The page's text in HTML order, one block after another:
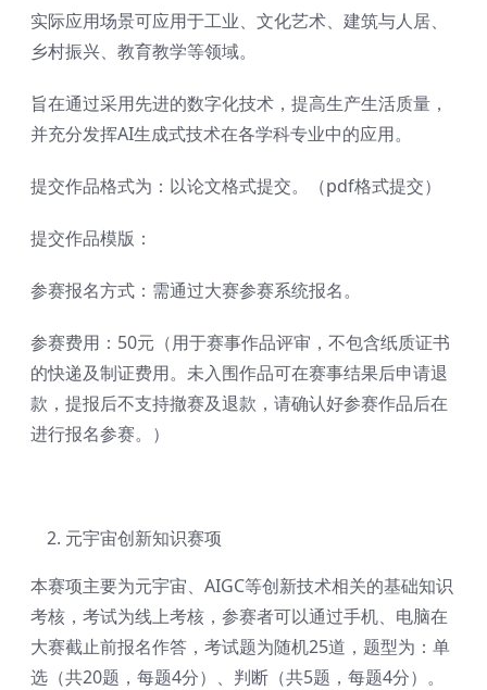
实际应用场景可应用于工业、文化艺术、建筑与人居、
乡村振兴、教育教学等领域。
旨在通过采用先进的数字化技术，提高生产生活质量，
并充分发挥AI生成式技术在各学科专业中的应用。
提交作品格式为：以论文格式提交。（pdf格式提交）
提交作品模版：
参赛报名方式：需通过大赛参赛系统报名。
参赛费用：50元（用于赛事作品评审，不包含纸质证书
的快递及制证费用。未入围作品可在赛事结果后申请退
款，提报后不支持撤赛及退款，请确认好参赛作品后在
进行报名参赛。）
元宇宙创新知识赛项
本赛项主要为元宇宙、AIGC等创新技术相关的基础知识
考核，考试为线上考核，参赛者可以通过手机、电脑在
大赛截止前报名作答，考试题为随机25道，题型为：单
选（共20题，每题4分）、判断（共5题，每题4分）。